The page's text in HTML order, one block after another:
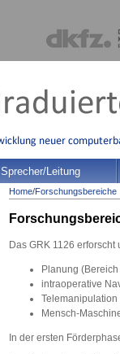
Sprecher/Leitung
Home/Forschungsbereiche
Das GRK 1126
Planung (Bereich
intraoperative
Telemanipulation
Mensch-
In der ersten